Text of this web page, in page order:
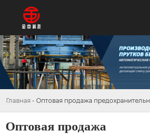
Главная - Оптовая продажа
Оптовая продажа